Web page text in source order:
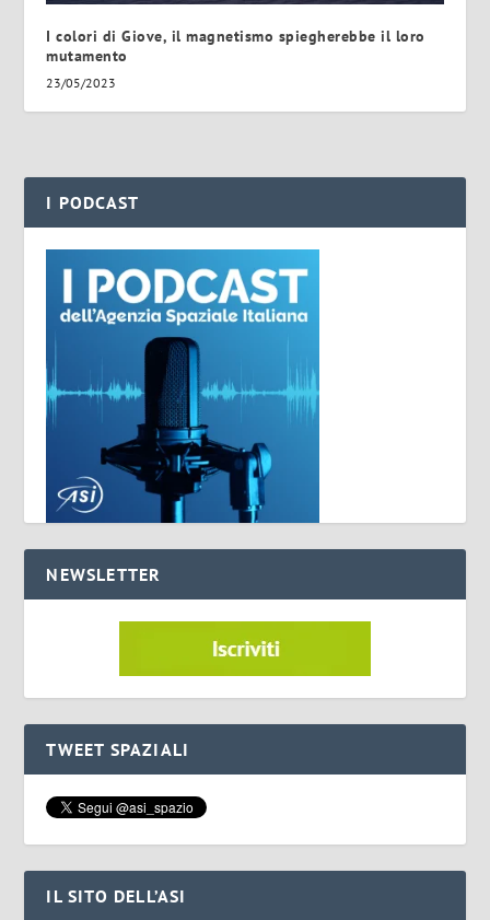
I colori di Giove, il magnetismo spiegherebbe il loro
mutamento
23/05/2023
I PODCAST
NEWSLETTER
TWEET SPAZIALI
IL SITO DELL’ASI